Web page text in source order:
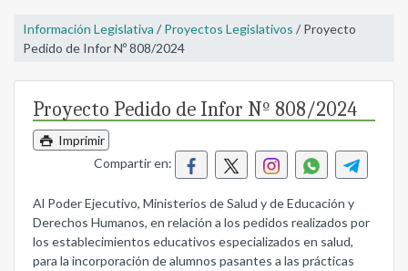
Información Legislativa / Proyectos Legislativos / Proyecto
Pedido de Infor Nº 808/2024
Proyecto Pedido de Infor Nº 808/2024
Imprimir
Compartir en:
Al Poder Ejecutivo, Ministerios de Salud y de Educación y
Derechos Humanos, en relación a los pedidos realizados por
los establecimientos educativos especializados en salud,
para la incorporación de alumnos pasantes a las prácticas